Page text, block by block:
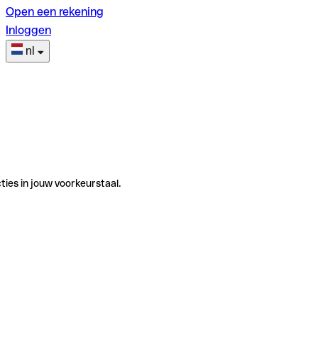
Open een rekening
Inloggen
nl
in jouw voorkeurstaal.